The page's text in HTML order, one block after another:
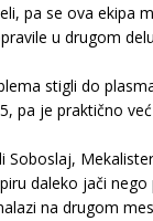
pa se ova ekipa
u drugom
stigli do
pa je praktično
daleko jači nego
na drugom